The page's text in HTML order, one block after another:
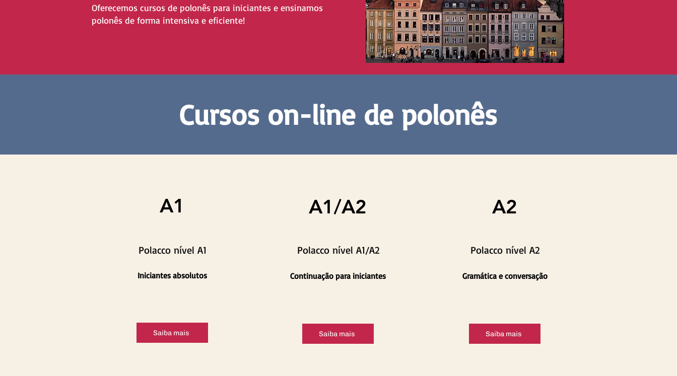
Oferecemos cursos de polonês para iniciantes e ensinamos
polonês de forma intensiva e eficiente!
Cursos on-line de polonês
A1
Polacco nível A1
Iniciantes absolutos
Saiba mais
A1/A2
Polacco nível A1/A2
Continuação para iniciantes
Saiba mais
A2
Polacco nível A2
Gramática e conversação
Saiba mais